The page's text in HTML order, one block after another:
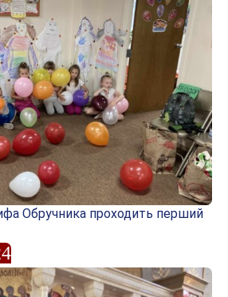
Обручника проходить перший